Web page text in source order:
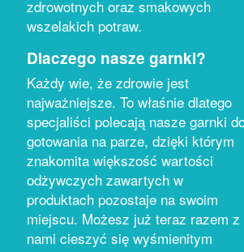
zdrowotnych oraz smakowych
wszelakich potraw.
Dlaczego nasze garnki?
Każdy wie, że zdrowie jest
najważniejsze. To właśnie dlatego
specjaliści polecają nasze garnki
gotowania na parze, dzięki którym
znakomita większość wartości
odżywczych zawartych w
produktach pozostaje na swoim
miejscu. Możesz już teraz razem z
nami cieszyć się wyśmienitym